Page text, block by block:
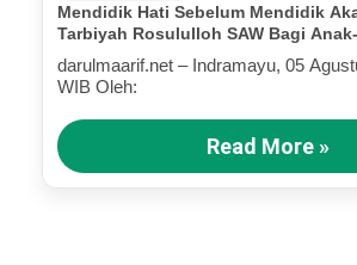
Mendidik Hati Sebelum Mendidik
Tarbiyah Rosululloh SAW Bagi
Terluka (Bagian III)
darulmaarif.net – Indramayu, 05
WIB Oleh:
Read More »